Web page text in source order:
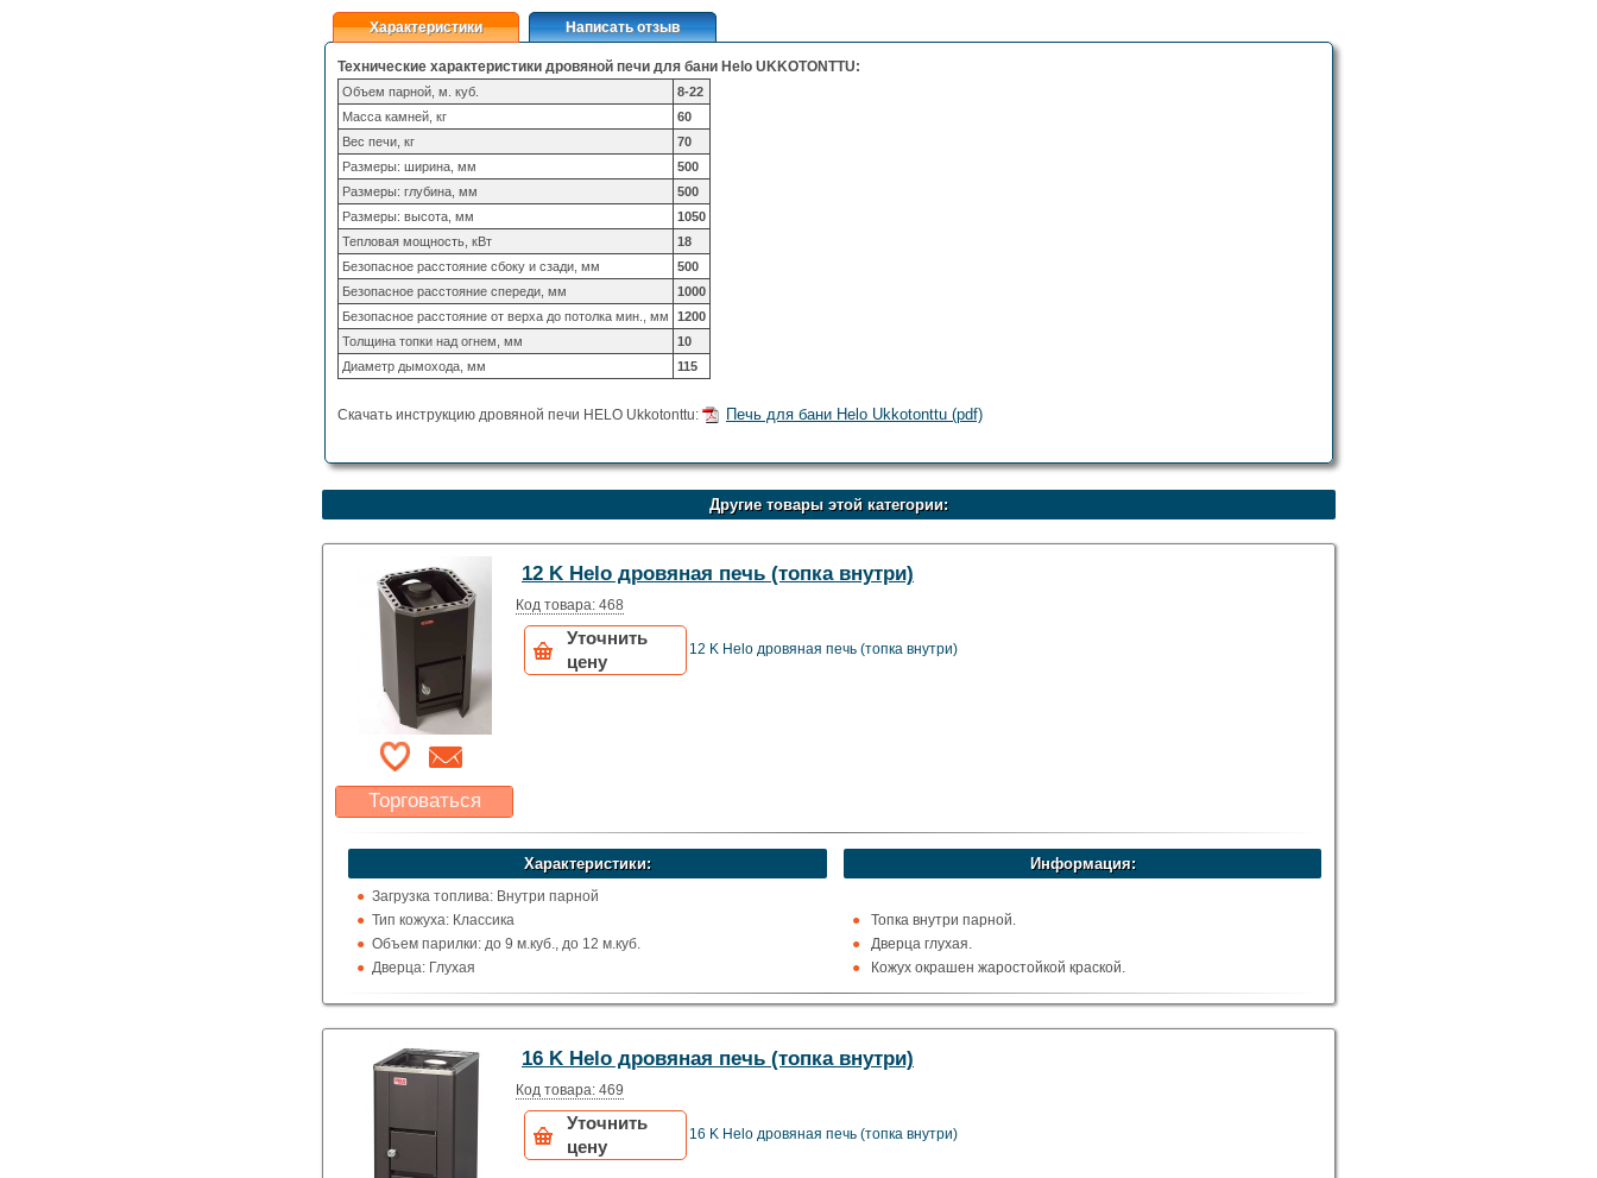
Характеристики Написать отзыв
Технические характеристики дровяной печи для бани Helo UKKOTONTTU:
Объем парной, м. куб.
8-22
Масса камней, кг
60
Вес печи, кг
70
Размеры: ширина, мм
500
Размеры: глубина, мм
500
Размеры: высота, мм
1050
Тепловая мощность, кВт
18
Безопасное расстояние сбоку и сзади, мм
500
Безопасное расстояние спереди, мм
1000
Безопасное расстояние от верха до потолка мин., мм
1200
Толщина топки над огнем, мм
10
Диаметр дымохода, мм
115
Скачать инструкцию дровяной печи HELO Ukkotonttu: Печь для бани Helo Ukkotonttu (pdf)
Другие товары этой категории:
Торговаться
Какая цена Вас
устроит?
Указать цену
12 K Helo дровяная печь (топка внутри)
Код товара: 468
Уточнить
цену
12 K Helo дровяная печь (топка внутри)
Характеристики:
Загрузка топлива: Внутри парной
Тип кожуха: Классика
Объем парилки: до 9 м.куб., до 12 м.куб.
Дверца: Глухая
Выход дымохода: Вверх, Вверх и назад
Производитель: Helo (Финляндия)
Информация:
Топка внутри парной.
Дверца глухая.
Кожух окрашен жаростойкой краской.
Рекомендуемый объём сауны 5-13 м.куб.
16 K Helo дровяная печь (топка внутри)
Код товара: 469
Уточнить
цену
16 K Helo дровяная печь (топка внутри)